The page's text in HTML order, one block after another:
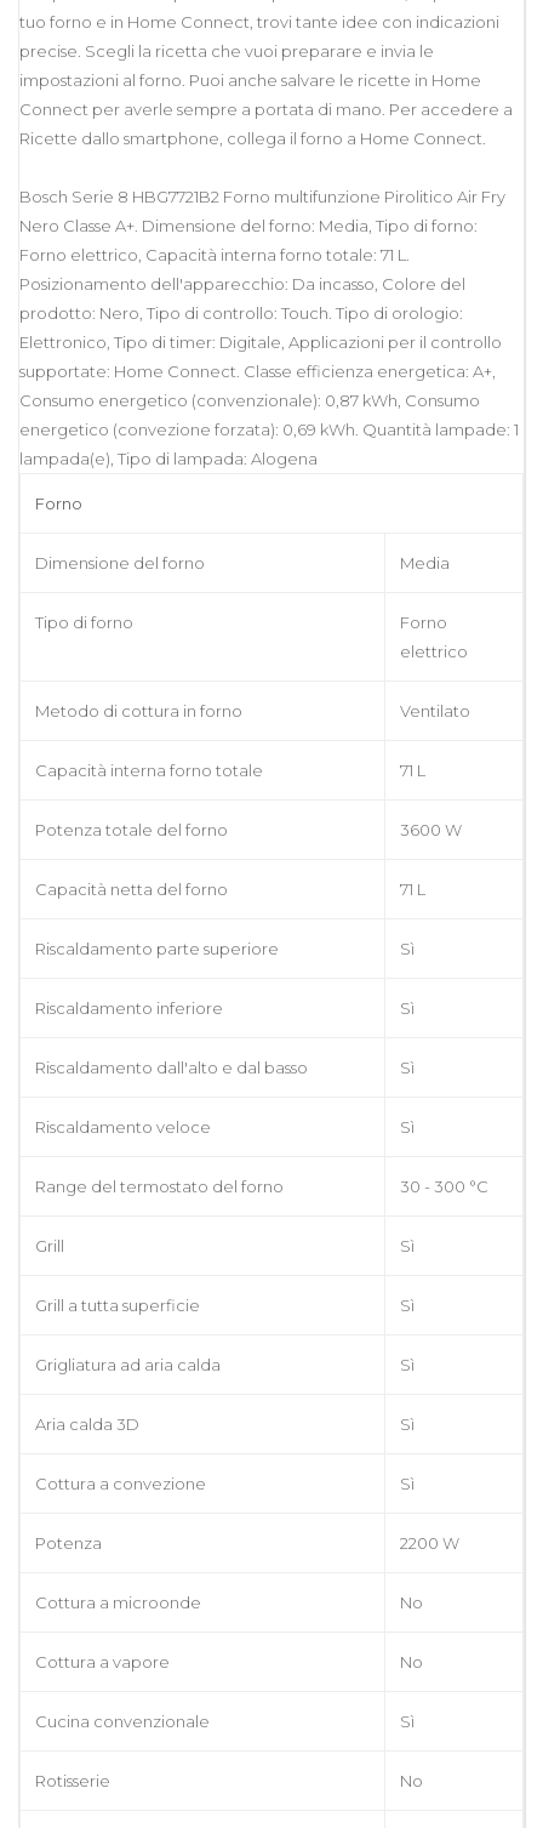
tuo forno e in Home Connect, trovi tante idee con indicazioni
precise. Scegli la ricetta che vuoi preparare e invia le
impostazioni al forno. Puoi anche salvare le ricette in Home
Connect per averle sempre a portata di mano. Per accedere a
Ricette dallo smartphone, collega il forno a Home Connect.
Bosch Serie 8 HBG7721B2 Forno multifunzione Pirolitico Air Fry
Nero Classe A+. Dimensione del forno: Media, Tipo di forno:
Forno elettrico, Capacità interna forno totale: 71 L.
Posizionamento dell'apparecchio: Da incasso, Colore del
prodotto: Nero, Tipo di controllo: Touch. Tipo di orologio:
Elettronico, Tipo di timer: Digitale, Applicazioni per il controllo
supportate: Home Connect. Classe efficienza energetica: A+,
Consumo energetico (convenzionale): 0,87 kWh, Consumo
energetico (convezione forzata): 0,69 kWh. Quantità lampade: 1
lampada(e), Tipo di lampada: Alogena
Forno
Dimensione del forno Media
Tipo di forno
Forno
elettrico
Metodo di cottura in forno Ventilato
Capacità interna forno totale 71 L
Potenza totale del forno 3600 W
Capacità netta del forno 71 L
Riscaldamento parte superiore Sì
Riscaldamento inferiore Sì
Riscaldamento dall'alto e dal basso Sì
Riscaldamento veloce Sì
Range del termostato del forno 30 - 300 °C
Grill Sì
Grill a tutta superficie Sì
Grigliatura ad aria calda Sì
Aria calda 3D Sì
Cottura a convezione Sì
Potenza 2200 W
Cottura a microonde No
Cottura a vapore No
Cucina convenzionale Sì
Rotisserie No